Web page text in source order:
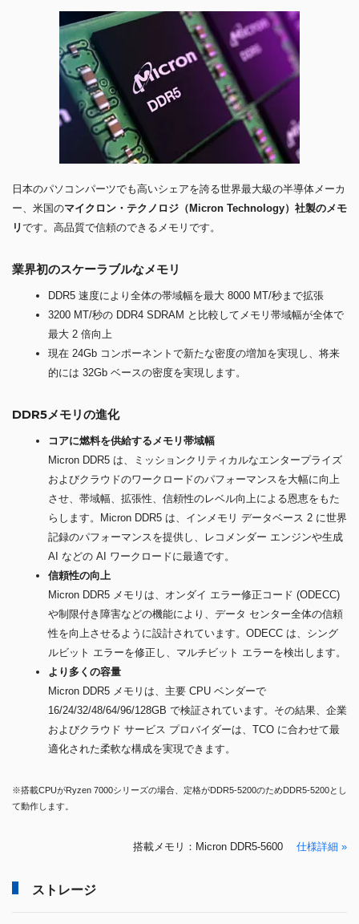
日本のパソコンパーツでも高いシェアを誇る世界最大級の半導体メーカ
ー、米国のマイクロン・テクノロジ（Micron Technology）社製のメモ
リです。高品質で信頼のできるメモリです。
業界初のスケーラブルなメモリ
DDR5 速度により全体の帯域幅を最大 8000 MT/秒まで拡張
3200 MT/秒の DDR4 SDRAM と比較してメモリ帯域幅が全体で
最大 2 倍向上
現在 24Gb コンポーネントで新たな密度の増加を実現し、将来
的には 32Gb ベースの密度を実現します。
DDR5メモリの進化
コアに燃料を供給するメモリ帯域幅
Micron DDR5 は、ミッションクリティカルなエンタープライズ
およびクラウドのワークロードのパフォーマンスを大幅に向上
させ、帯域幅、拡張性、信頼性のレベル向上による恩恵をもた
らします。Micron DDR5 は、インメモリ データベース 2 に世界
記録のパフォーマンスを提供し、レコメンダー エンジンや生成
AI などの AI ワークロードに最適です。
信頼性の向上
Micron DDR5 メモリは、オンダイ エラー修正コード (ODECC)
や制限付き障害などの機能により、データ センター全体の信頼
性を向上させるように設計されています。ODECC は、シング
ルビット エラーを修正し、マルチビット エラーを検出します。
より多くの容量
Micron DDR5 メモリは、主要 CPU ベンダーで
16/24/32/48/64/96/128GB で検証されています。その結果、企業
およびクラウド サービス プロバイダーは、TCO に合わせて最
適化された柔軟な構成を実現できます。
※搭載CPUがRyzen 7000シリーズの場合、定格がDDR5-5200のためDDR5-5200とし
て動作します。
搭載メモリ：Micron DDR5-5600 仕様詳細 »
ストレージ